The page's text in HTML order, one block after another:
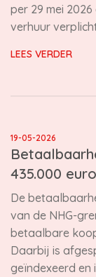
per 29 mei
verhuur
LEES VERDER
19-05-2026
435.000
De
van de NHG-
betaalbare
Daarbij is
geïndexeerd